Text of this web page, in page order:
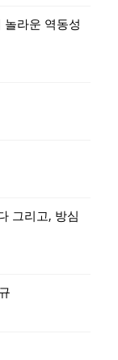
놀라운 역동성
그리고, 방심